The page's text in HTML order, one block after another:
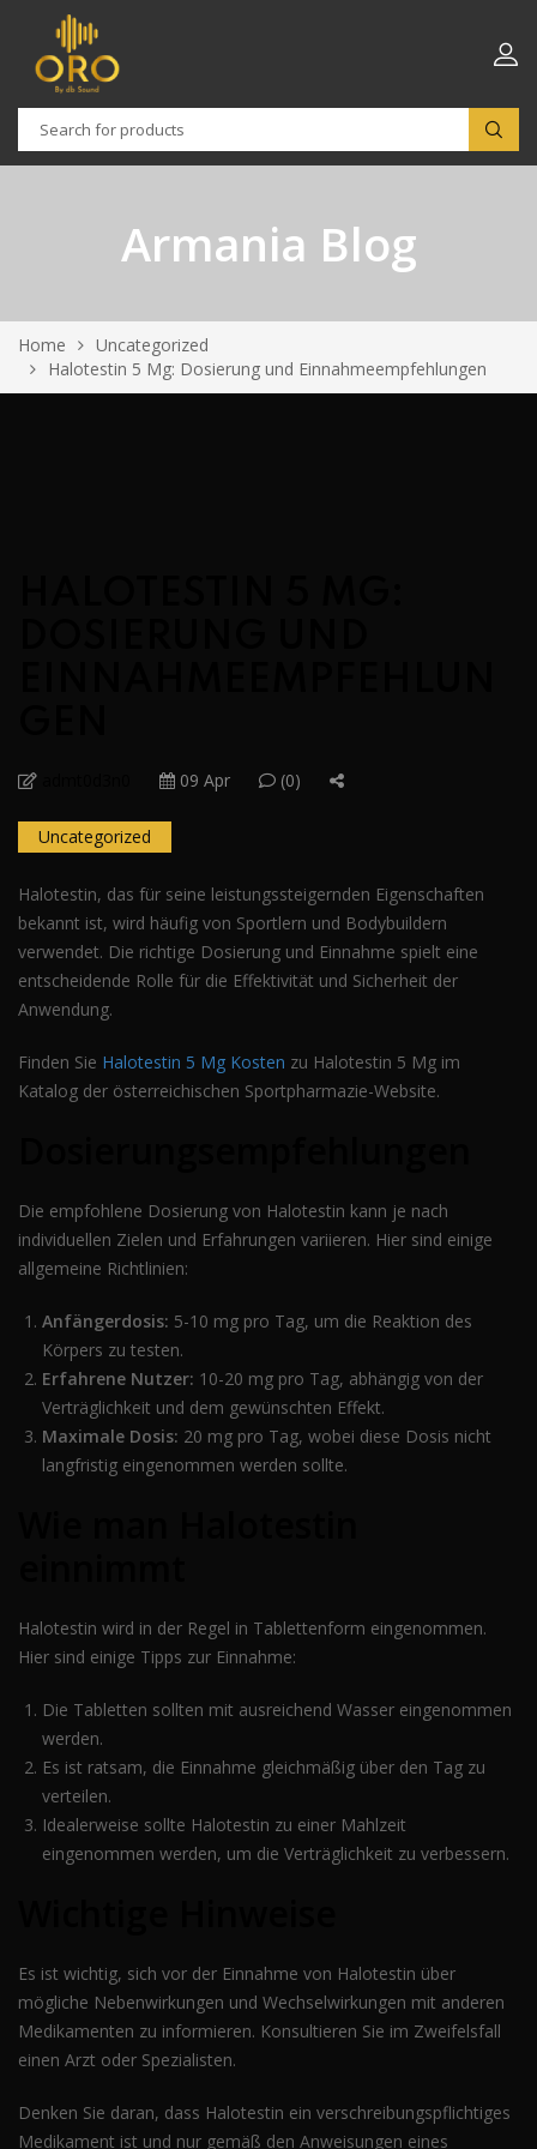
Armania Blog
Home
Uncategorized
Halotestin 5 Mg: Dosierung und Einnahmeempfehlungen
09 Apr (0)
Uncategorized
Halotestin, das für seine leistungssteigernden Eigenschaften
bekannt ist, wird häufig von Sportlern und Bodybuildern
verwendet. Die richtige Dosierung und Einnahme spielt eine
entscheidende Rolle für die Effektivität und Sicherheit der
Anwendung.
Finden Sie Halotestin 5 Mg Kosten zu Halotestin 5 Mg im
Katalog der österreichischen Sportpharmazie-Website.
Die empfohlene Dosierung von Halotestin kann je nach
individuellen Zielen und Erfahrungen variieren. Hier sind einige
allgemeine Richtlinien:
Anfängerdosis: 5-10 mg pro Tag, um die Reaktion des
Körpers zu testen.
Erfahrene Nutzer: 10-20 mg pro Tag, abhängig von der
Verträglichkeit und dem gewünschten Effekt.
Maximale Dosis: 20 mg pro Tag, wobei diese Dosis nicht
langfristig eingenommen werden sollte.
Halotestin wird in der Regel in Tablettenform eingenommen.
Hier sind einige Tipps zur Einnahme:
Die Tabletten sollten mit ausreichend Wasser eingenommen
werden.
Es ist ratsam, die Einnahme gleichmäßig über den Tag zu
verteilen.
Idealerweise sollte Halotestin zu einer Mahlzeit
eingenommen werden, um die Verträglichkeit zu verbessern.
Es ist wichtig, sich vor der Einnahme von Halotestin über
mögliche Nebenwirkungen und Wechselwirkungen mit anderen
Medikamenten zu informieren. Konsultieren Sie im Zweifelsfall
einen Arzt oder Spezialisten.
Denken Sie daran, dass Halotestin ein verschreibungspflichtiges
Medikament ist und nur gemäß den Anweisungen eines